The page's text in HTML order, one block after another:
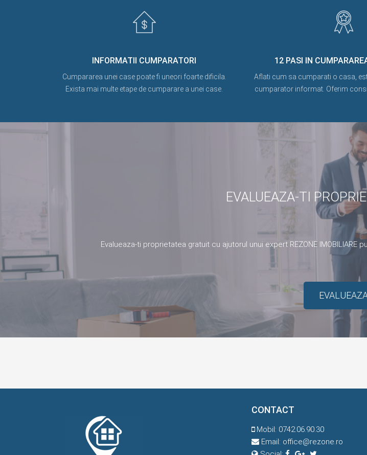
INFORMATII CUMPARATORI
Cumpararea unei case poate fi uneori foarte dificila.
Exista mai multe etape de cumparare a unei case.
12 PASI IN
Aflati cum sa cumparati o casa,
cumparator informat. Oferim
EVALUEAZA-TI
Evalueaza-ti proprietatea gratuit cu ajutorul unui expert REZONE
CONTACT
Mobil: 0742.06.90.30
Email: office@rezone.ro